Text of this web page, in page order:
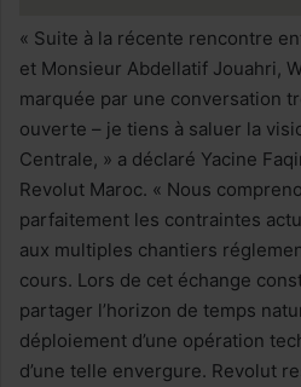
« Suite à la récente rencontre
et Monsieur Abdellatif Jouahri,
marquée par une conversation
ouverte – je tiens à saluer la
Centrale, » a déclaré Yacine
Revolut Maroc. « Nous
parfaitement les contraintes
aux multiples chantiers
cours. Lors de cet échange
partager l’horizon de temps
déploiement d’une opération
d’une telle envergure. Revolut